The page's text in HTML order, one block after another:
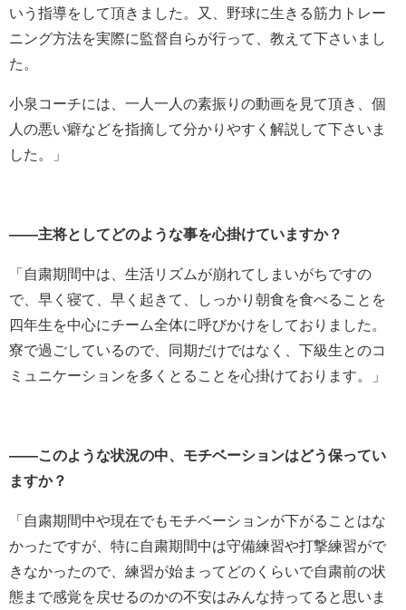
いう指導をして頂きました。又、野球に生きる筋力トレー
ニング方法を実際に監督自らが行って、教えて下さいまし
た。
小泉コーチには、一人一人の素振りの動画を見て頂き、個
人の悪い癖などを指摘して分かりやすく解説して下さいま
した。」
――主将としてどのような事を心掛けていますか？
「自粛期間中は、生活リズムが崩れてしまいがちですの
で、早く寝て、早く起きて、しっかり朝食を食べることを
四年生を中心にチーム全体に呼びかけをしておりました。
寮で過ごしているので、同期だけではなく、下級生とのコ
ミュニケーションを多くとることを心掛けております。」
――このような状況の中、モチベーションはどう保ってい
ますか？
「自粛期間中や現在でもモチベーションが下がることはな
かったですが、特に自粛期間中は守備練習や打撃練習がで
きなかったので、練習が始まってどのくらいで自粛前の状
態まで感覚を戻せるのかの不安はみんな持ってると思いま